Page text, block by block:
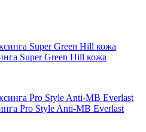
Super Green Hill кожа
Pro Style Anti-MB Everlast